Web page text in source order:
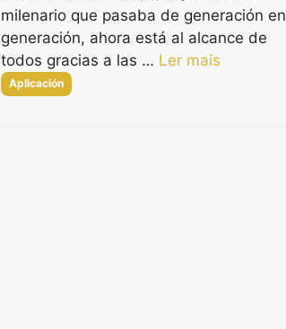
milenario que pasaba de generación en
generación, ahora está al alcance de
todos gracias a las … Ler mais
Categorias
Aplicación